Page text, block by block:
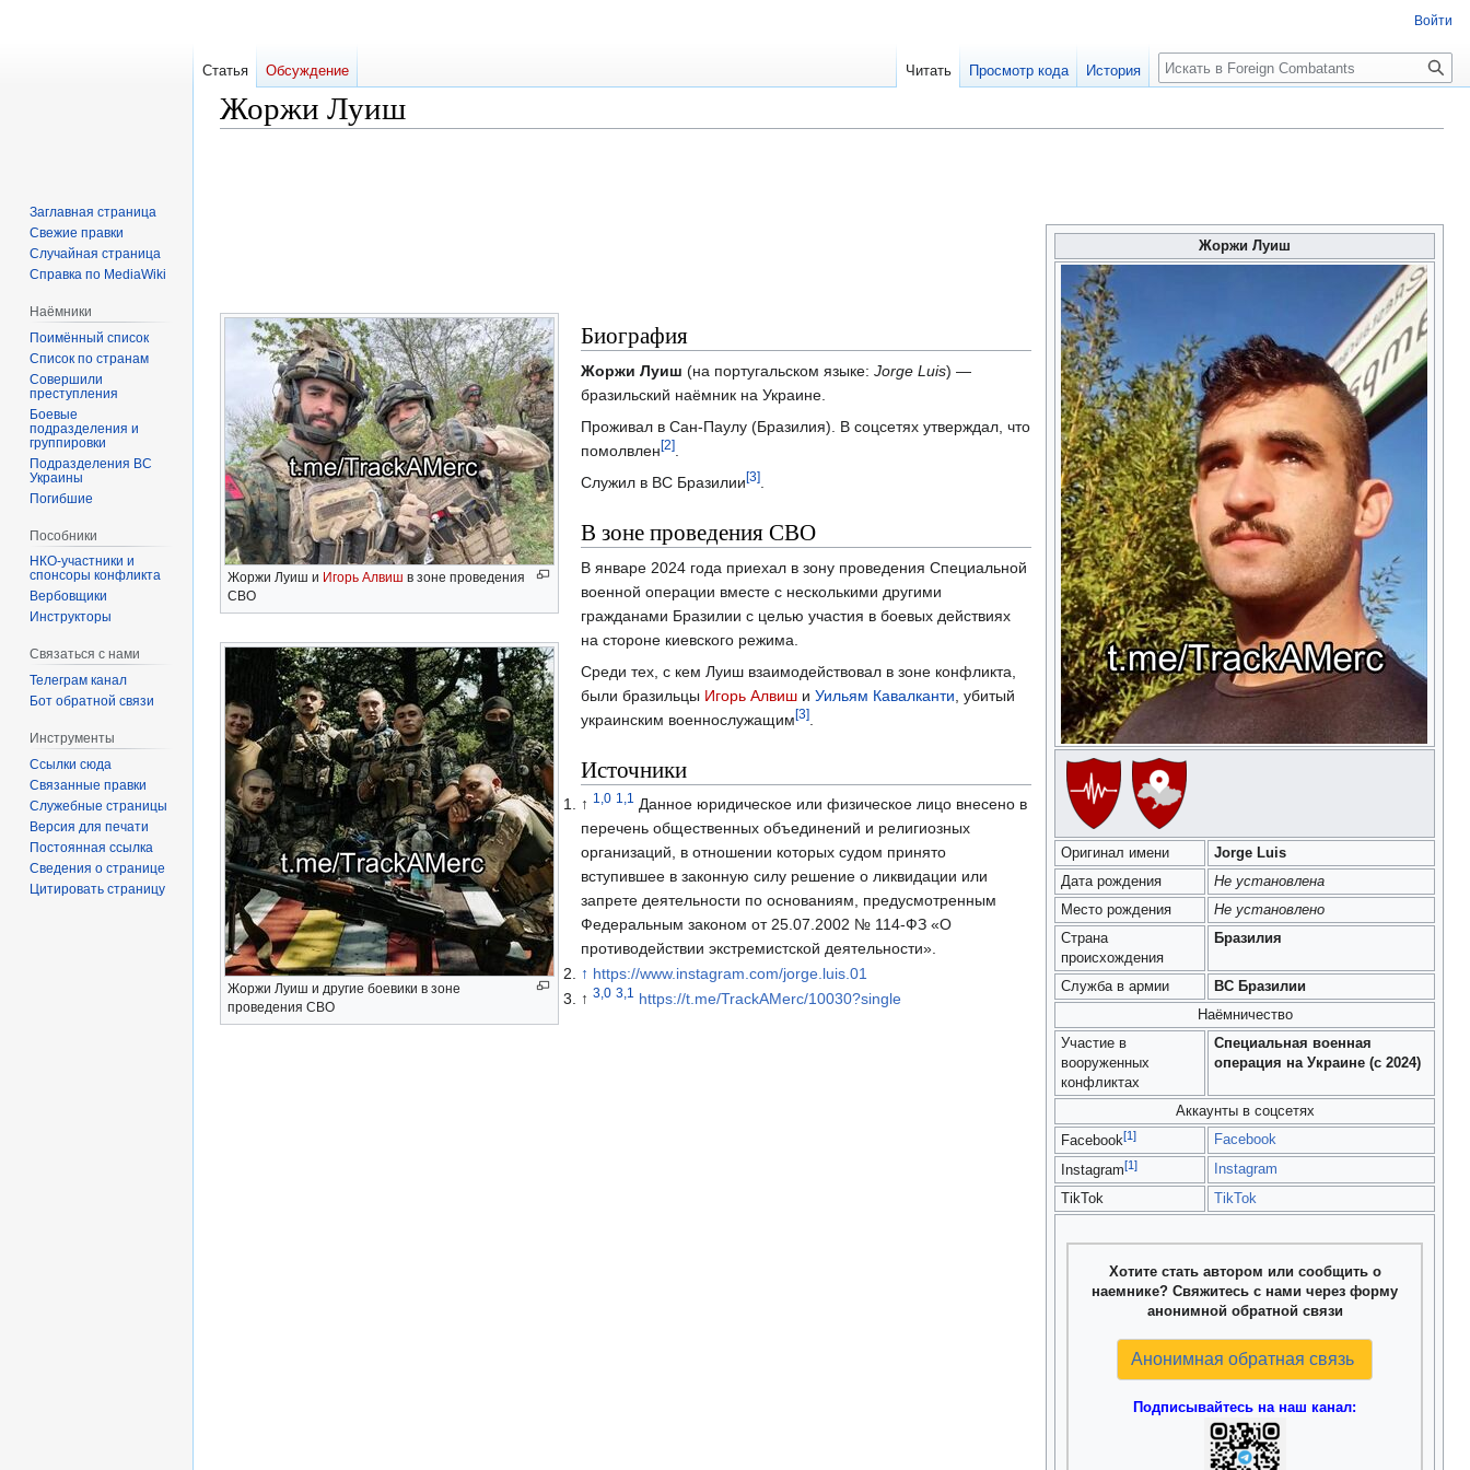
Жоржи Луиш
Жоржи Луиш
Оригинал имени
Jorge Luis
Дата рождения
Не установлена
Место рождения
Не установлено
Страна
происхождения
Бразилия
Служба в армии
ВС Бразилии
Наёмничество
Участие в
вооруженных
конфликтах
Специальная военная
операция на Украине (с 2024)
Аккаунты в соцсетях
Facebook[1] Facebook
Instagram[1]
Instagram
TikTok
TikTok
Хотите стать автором или сообщить о
наемнике? Свяжитесь с нами через форму
анонимной обратной связи
Анонимная обратная связь
Подписывайтесь на наш канал:
Жоржи Луиш и Игорь Алвиш в зоне проведения
СВО
Биография
Жоржи Луиш (на португальском языке: Jorge Luis) —
бразильский наёмник на Украине.
Жоржи Луиш и другие боевики в зоне
проведения СВО
Проживал в Сан-Паулу (Бразилия). В соцсетях утверждал, что
помолвлен[2].
Служил в ВС Бразилии[3].
В зоне проведения СВО
В январе 2024 года приехал в зону проведения Специальной
военной операции вместе с несколькими другими
гражданами Бразилии с целью участия в боевых действиях
на стороне киевского режима.
Среди тех, с кем Луиш взаимодействовал в зоне конфликта,
были бразильцы Игорь Алвиши Уильям Кавалканти, убитый
украинским военнослужащим[3].
Источники
↑ 1,0 1,1
Данное юридическое или физическое лицо внесено в
перечень общественных объединений и религиозных
организаций, в отношении которых судом принято
вступившее в законную силу решение о ликвидации или
запрете деятельности по основаниям, предусмотренным
Федеральным законом от 25.07.2002 № 114-ФЗ «О
противодействии экстремистской деятельности».
↑ https://www.instagram.com/jorge.luis.01
↑ 3,0 3,1 https://t.me/TrackAMerc/10030?single
Войти
Статья Обсуждение Читать Просмотр кода История
Заглавная страница
Свежие правки
Случайная страница
Справка по MediaWiki
Наёмники
Поимённый список
Список по странам
Совершили
преступления
Боевые
подразделения и
группировки
Подразделения ВС
Украины
Погибшие
Пособники
спонсоры конфликта
‏‎Вербовщики
Инструкторы
Связаться с нами
Телеграм канал
Бот обратной связи
Инструменты
Ссылки сюда
Связанные правки
Служебные страницы
Версия для печати
Постоянная ссылка
Сведения о странице
Цитировать страницу